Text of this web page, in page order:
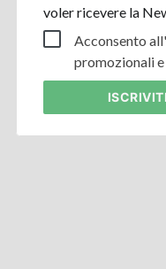
voler ricevere la
Acconsento
promozionali
ISCRIVITI